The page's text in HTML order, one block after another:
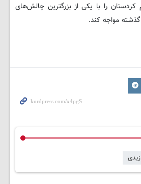
کردستان را با یکی از بزرگترین چالش‌های
مواجه کند.